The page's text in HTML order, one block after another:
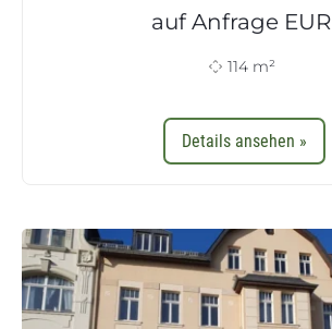
auf Anfrage EUR
114 m²
Details ansehen »